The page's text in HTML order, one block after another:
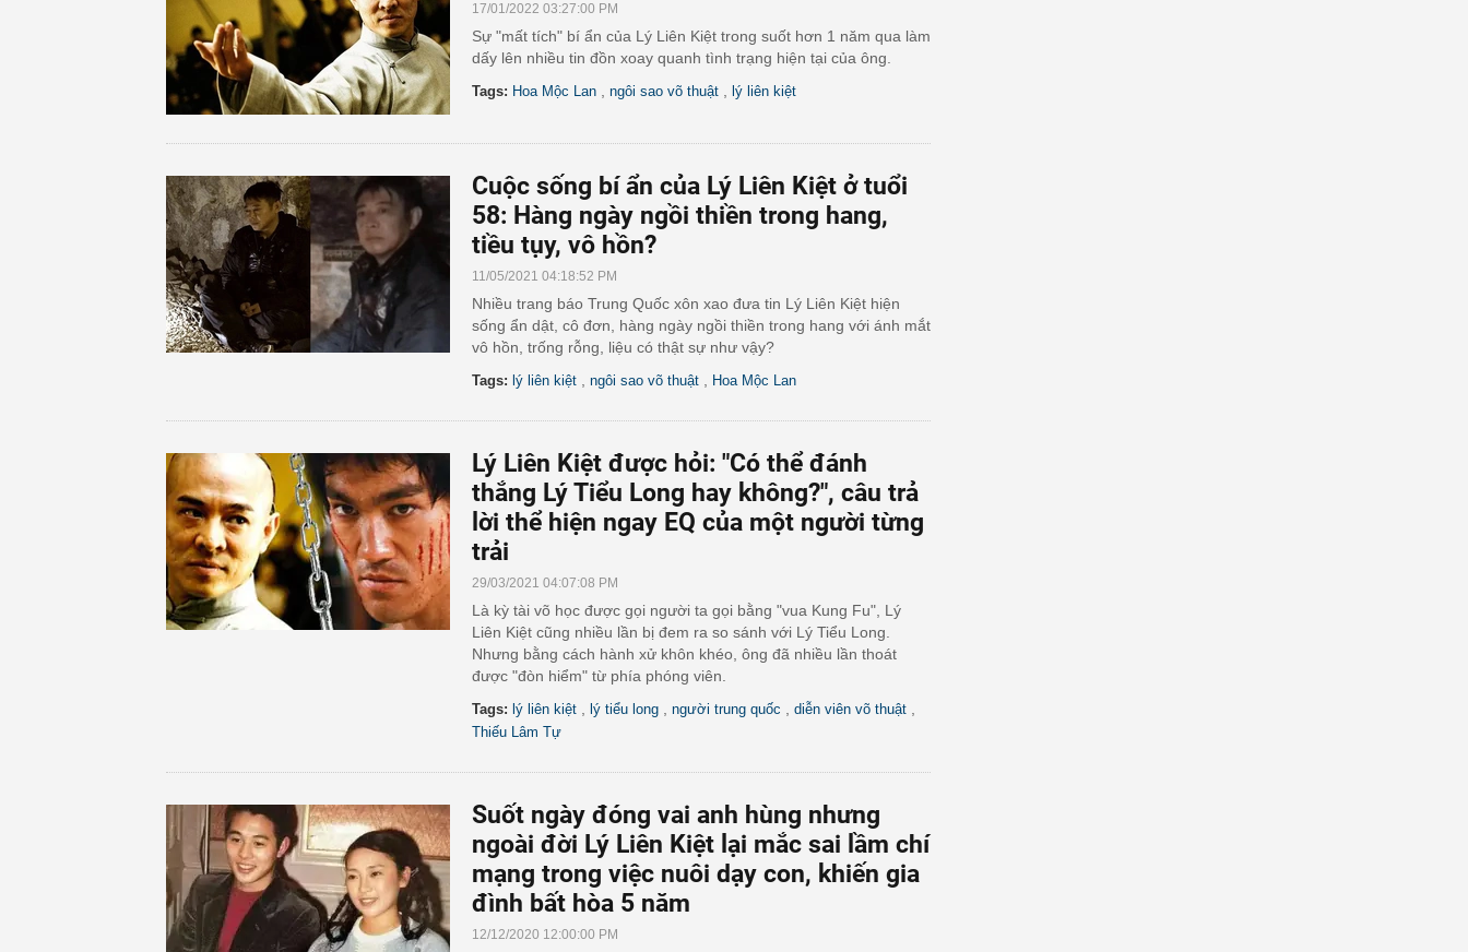
17/01/2022 03:27:00 PM
Sự "mất tích" bí ẩn của Lý Liên Kiệt trong suốt hơn 1 năm qua làm
dấy lên nhiều tin đồn xoay quanh tình trạng hiện tại của ông.
Tags: Hoa Mộc Lan ngôi sao võ thuật lý liên kiệt
Cuộc sống bí ẩn của Lý Liên Kiệt ở tuổi
58: Hàng ngày ngồi thiền trong hang,
tiều tụy, vô hồn?
11/05/2021 04:18:52 PM
Nhiều trang báo Trung Quốc xôn xao đưa tin Lý Liên Kiệt hiện
sống ẩn dật, cô đơn, hàng ngày ngồi thiền trong hang với ánh mắt
vô hồn, trống rỗng, liệu có thật sự như vậy?
Tags: lý liên kiệt ngôi sao võ thuật Hoa Mộc Lan
Lý Liên Kiệt được hỏi: "Có thể đánh
thắng Lý Tiểu Long hay không?", câu trả
lời thể hiện ngay EQ của một người từng
trải
29/03/2021 04:07:08 PM
Là kỳ tài võ học được gọi người ta gọi bằng "vua Kung Fu", Lý
Liên Kiệt cũng nhiều lần bị đem ra so sánh với Lý Tiểu Long.
Nhưng bằng cách hành xử khôn khéo, ông đã nhiều lần thoát
được "đòn hiểm" từ phía phóng viên.
Tags: lý liên kiệt lý tiểu long người trung quốc diễn viên võ thuật
Thiếu Lâm Tự
Suốt ngày đóng vai anh hùng nhưng
ngoài đời Lý Liên Kiệt lại mắc sai lầm chí
mạng trong việc nuôi dạy con, khiến gia
đình bất hòa 5 năm
12/12/2020 12:00:00 PM